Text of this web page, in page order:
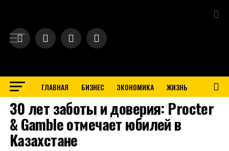
ГЛАВНАЯ БИЗНЕС ЭКОНОМИКА ЖИЗНЬ
BUSINESS
30 лет заботы и доверия: Procter
& Gamble отмечает юбилей в
Казахстане